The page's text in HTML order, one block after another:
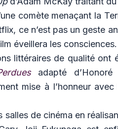
comète menaçant la
ce n’est pas un geste
éveillera les consciences.
littéraires de qualité ont
adapté
mise à l’honneur
de cinéma en